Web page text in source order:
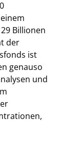
Billionen
der
ist
genauso
und